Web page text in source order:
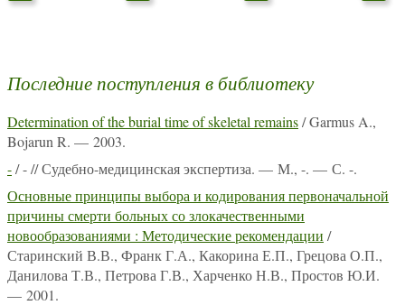
Последние поступления в библиотеку
Determination of the burial time of skeletal remains/ Garmus A.,
Bojarun R. — 2003.
-/ - // Судебно-медицинская экспертиза. — М., -. — С. -.
Основные принципы выбора и кодирования первоначальной
причины смерти больных со злокачественными
новообразованиями : Методические рекомендации /
Старинский В.В., Франк Г.А., Какорина Е.П., Грецова О.П.,
Данилова Т.В., Петрова Г.В., Харченко Н.В., Простов Ю.И.
— 2001.